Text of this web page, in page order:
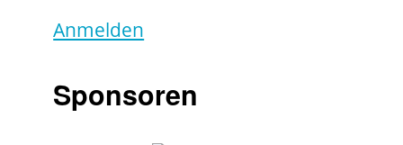
Anmelden
Sponsoren